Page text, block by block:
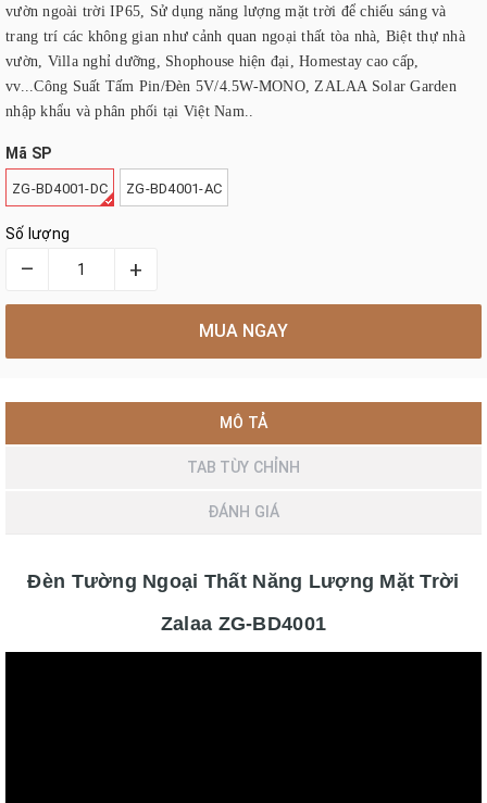
vườn ngoài trời IP65, Sử dụng năng lượng mặt trời để chiếu sáng và
trang trí các không gian như cảnh quan ngoại thất tòa nhà, Biệt thự nhà
vườn, Villa nghỉ dưỡng, Shophouse hiện đại, Homestay cao cấp,
vv...Công Suất Tấm Pin/Đèn 5V/4.5W-MONO, ZALAA Solar Garden
nhập khẩu và phân phối tại Việt Nam..
Mã SP
ZG-BD4001-DC ZG-BD4001-AC
Số lượng
– +
MUA NGAY
MÔ TẢ
TAB TÙY CHỈNH
ĐÁNH GIÁ
Đèn Tường Ngoại Thất Năng Lượng Mặt Trời
Zalaa ZG-BD4001